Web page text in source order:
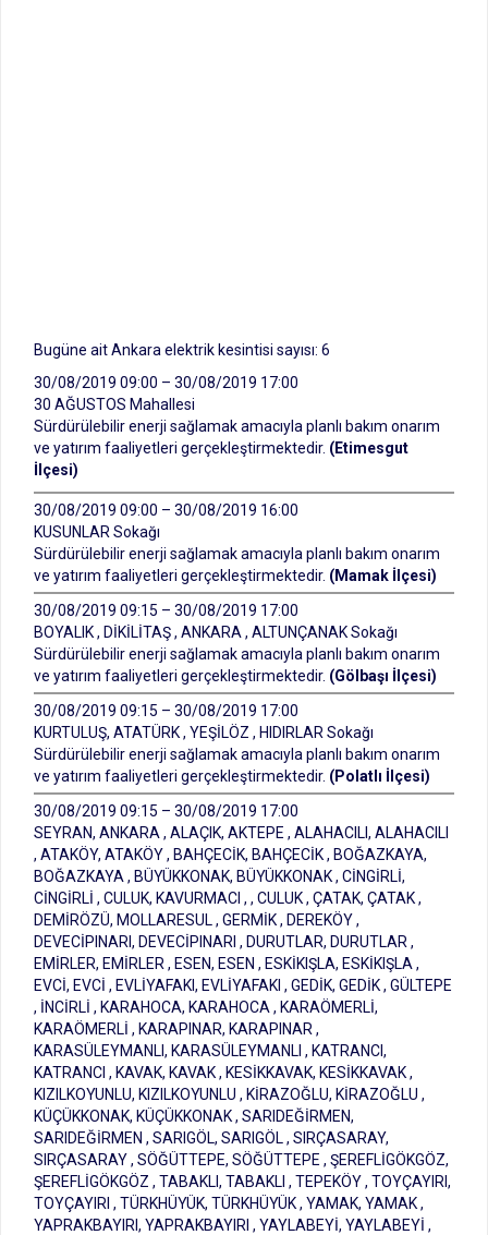
Bugüne ait Ankara elektrik kesintisi sayısı: 6
30/08/2019 09:00 – 30/08/2019 17:00
30 AĞUSTOS Mahallesi
Sürdürülebilir enerji sağlamak amacıyla planlı bakım onarım
ve yatırım faaliyetleri gerçekleştirmektedir. (Etimesgut
İlçesi)
30/08/2019 09:00 – 30/08/2019 16:00
KUSUNLAR Sokağı
Sürdürülebilir enerji sağlamak amacıyla planlı bakım onarım
ve yatırım faaliyetleri gerçekleştirmektedir. (Mamak İlçesi)
30/08/2019 09:15 – 30/08/2019 17:00
BOYALIK , DİKİLİTAŞ , ANKARA , ALTUNÇANAK Sokağı
Sürdürülebilir enerji sağlamak amacıyla planlı bakım onarım
ve yatırım faaliyetleri gerçekleştirmektedir. (Gölbaşı İlçesi)
30/08/2019 09:15 – 30/08/2019 17:00
KURTULUŞ, ATATÜRK , YEŞİLÖZ , HIDIRLAR Sokağı
Sürdürülebilir enerji sağlamak amacıyla planlı bakım onarım
ve yatırım faaliyetleri gerçekleştirmektedir. (Polatlı İlçesi)
30/08/2019 09:15 – 30/08/2019 17:00
SEYRAN, ANKARA , ALAÇIK, AKTEPE , ALAHACILI, ALAHACILI
, ATAKÖY, ATAKÖY , BAHÇECİK, BAHÇECİK , BOĞAZKAYA,
BOĞAZKAYA , BÜYÜKKONAK, BÜYÜKKONAK , CİNGİRLİ,
CİNGİRLİ , CULUK, KAVURMACI , , CULUK , ÇATAK, ÇATAK ,
DEMİRÖZÜ, MOLLARESUL , GERMİK , DEREKÖY ,
DEVECİPINARI, DEVECİPINARI , DURUTLAR, DURUTLAR ,
EMİRLER, EMİRLER , ESEN, ESEN , ESKİKIŞLA, ESKİKIŞLA ,
EVCİ, EVCİ , EVLİYAFAKI, EVLİYAFAKI , GEDİK, GEDİK , GÜLTEPE
, İNCİRLİ , KARAHOCA, KARAHOCA , KARAÖMERLİ,
KARAÖMERLİ , KARAPINAR, KARAPINAR ,
KARASÜLEYMANLI, KARASÜLEYMANLI , KATRANCI,
KATRANCI , KAVAK, KAVAK , KESİKKAVAK, KESİKKAVAK ,
KIZILKOYUNLU, KIZILKOYUNLU , KİRAZOĞLU, KİRAZOĞLU ,
KÜÇÜKKONAK, KÜÇÜKKONAK , SARIDEĞİRMEN,
SARIDEĞİRMEN , SARIGÖL, SARIGÖL , SIRÇASARAY,
SIRÇASARAY , SÖĞÜTTEPE, SÖĞÜTTEPE , ŞEREFLİGÖKGÖZ,
ŞEREFLİGÖKGÖZ , TABAKLI, TABAKLI , TEPEKÖY , TOYÇAYIRI,
TOYÇAYIRI , TÜRKHÜYÜK, TÜRKHÜYÜK , YAMAK, YAMAK ,
YAPRAKBAYIRI, YAPRAKBAYIRI , YAYLABEYİ, YAYLABEYİ ,